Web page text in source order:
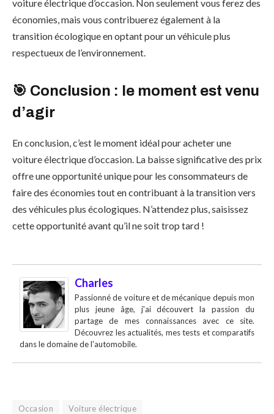
voiture électrique d’occasion. Non seulement vous ferez des
économies, mais vous contribuerez également à la
transition écologique en optant pour un véhicule plus
respectueux de l’environnement.
🎯 Conclusion : le moment est venu
d’agir
En conclusion, c’est le moment idéal pour acheter une
voiture électrique d’occasion. La baisse significative des prix
offre une opportunité unique pour les consommateurs de
faire des économies tout en contribuant à la transition vers
des véhicules plus écologiques. N’attendez plus, saisissez
cette opportunité avant qu’il ne soit trop tard !
Charles
Passionné de voiture et de mécanique depuis mon
plus jeune âge, j'ai découvert la passion du
partage de mes connaissances avec ce site.
Découvrez les actualités, mes tests et comparatifs
dans le domaine de l'automobile.
Occasion Voiture électrique